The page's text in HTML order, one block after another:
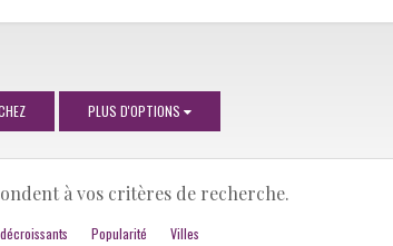
PLUS D'OPTIONS
à vos critères de recherche.
Popularité Villes